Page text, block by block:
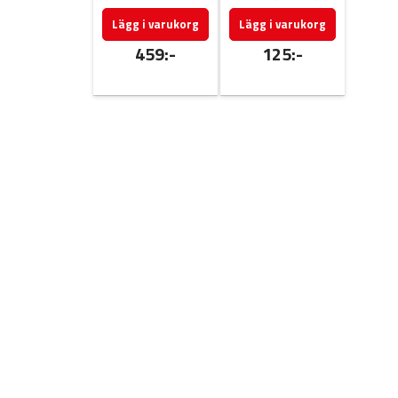
Lägg i varukorg
459:-
Lägg i varukorg
125:-